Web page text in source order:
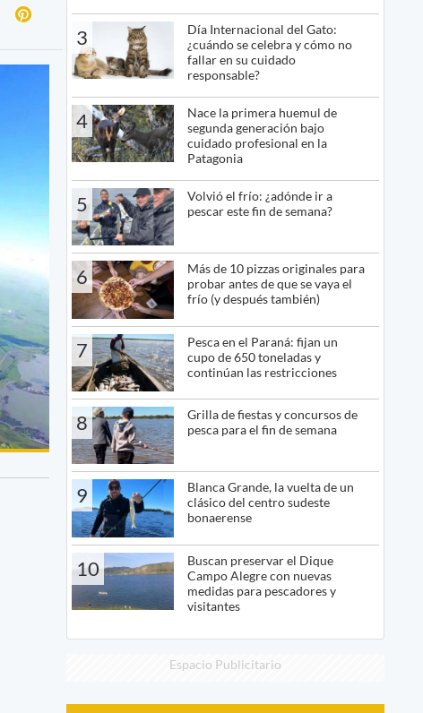
3
Día Internacional del Gato:
¿cuándo se celebra y cómo no
fallar en su cuidado
responsable?
4
Nace la primera huemul de
segunda generación bajo
cuidado profesional en la
Patagonia
5
Volvió el frío: ¿adónde ir a
pescar este fin de semana?
6
Más de 10 pizzas originales para
probar antes de que se vaya el
frío (y después también)
7
Pesca en el Paraná: fijan un
cupo de 650 toneladas y
continúan las restricciones
8
Grilla de fiestas y concursos de
pesca para el fin de semana
9
Blanca Grande, la vuelta de un
clásico del centro sudeste
bonaerense
10
Buscan preservar el Dique
Campo Alegre con nuevas
medidas para pescadores y
visitantes
Espacio Publicitario